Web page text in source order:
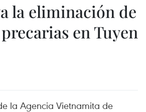
la eliminación de
en Tuyen
la Agencia Vietnamita de